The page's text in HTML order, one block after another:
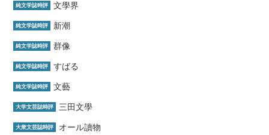
純文学誌時評 文學界
純文学誌時評 新潮
純文学誌時評 群像
純文学誌時評 すばる
純文学誌時評 文藝
大学文芸誌時評 三田文學
大衆文芸誌時評 オール讀物